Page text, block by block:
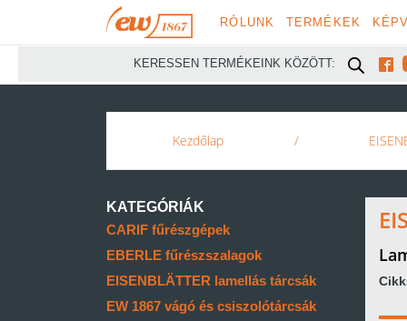
RÓLUNK TERMÉKEK
KERESSEN TERMÉKEINK KÖZÖTT: 
Kezdőlap /
KATEGÓRIÁK
CARIF fűrészgépek
EBERLE fűrészszalagok
EISENBLÄTTER lamellás tárcsák
EW 1867 vágó és csiszolótárcsák